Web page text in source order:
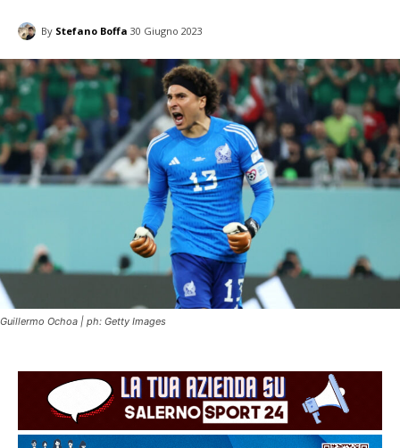
By Stefano Boffa 30 Giugno 2023
Guillermo Ochoa | ph: Getty Images